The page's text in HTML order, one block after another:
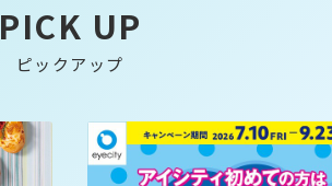
PICK UP
ピックアップ